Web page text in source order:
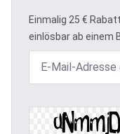
Einmalig 25 €
einlösbar ab einem